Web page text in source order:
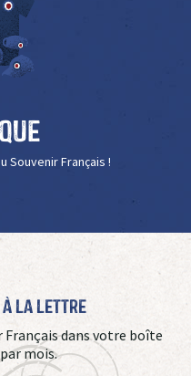
Souvenir Français !
La Lettre
Français dans votre boîte
mois.